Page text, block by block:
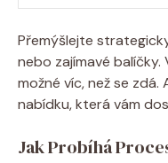
Přemýšlejte
nebo zajímavé balíčky.
možné víc, než se zdá.
nabídku, která vám
Jak Probíhá